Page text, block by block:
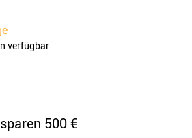
verfügbar
500 €